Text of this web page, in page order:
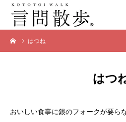
はつね
はつ
おいしい食事に銀のフォークが要ら